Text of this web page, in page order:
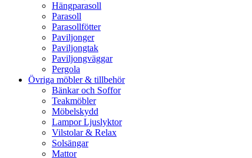
Hängparasoll
Parasoll
Parasollfötter
Paviljonger
Paviljongtak
Paviljongväggar
Pergola
Övriga möbler & tillbehör
Bänkar och Soffor
Teakmöbler
Möbelskydd
Lampor Ljuslyktor
Vilstolar & Relax
Solsängar
Mattor